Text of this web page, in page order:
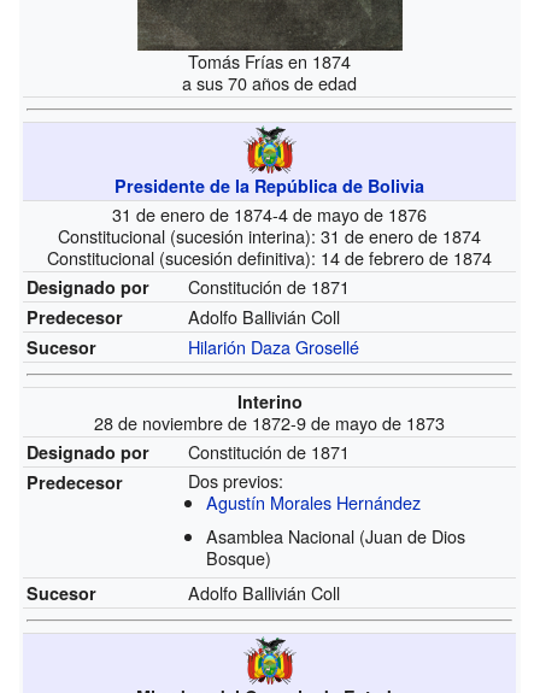
Tomás Frías en 1874
a sus 70 años de edad
Presidente de la República de Bolivia
31 de enero de 1874-4 de mayo de 1876
Constitucional (sucesión interina): 31 de enero de 1874
Constitucional (sucesión definitiva): 14 de febrero de 1874
Designado por Constitución de 1871
Predecesor Adolfo Ballivián Coll
Sucesor Hilarión Daza Grosellé
Interino
28 de noviembre de 1872-9 de mayo de 1873
Designado por Constitución de 1871
Predecesor
Dos previos:
Agustín Morales Hernández
Asamblea Nacional (Juan de Dios
Bosque)
Sucesor Adolfo Ballivián Coll